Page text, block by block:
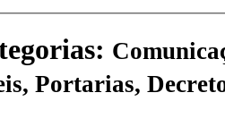
Portarias,